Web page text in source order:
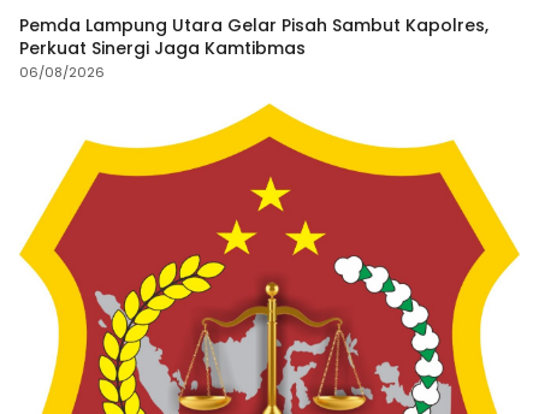
Pemda Lampung Utara Gelar Pisah Sambut Kapolres,
Perkuat Sinergi Jaga Kamtibmas
06/08/2026